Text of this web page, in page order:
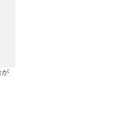
が